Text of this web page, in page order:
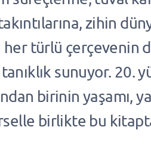
zihin
türlü çerçevenin
sunuyor. 20.
birinin yaşamı,
birlikte bu